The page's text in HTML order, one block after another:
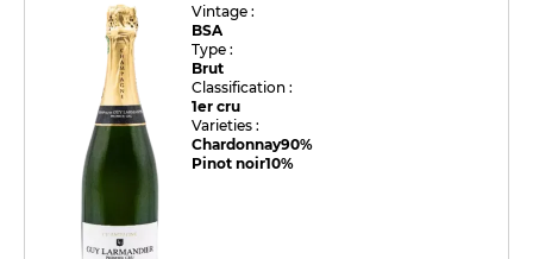
Vintage :
BSA
Type :
Brut
Classification :
1er cru
Varieties :
Chardonnay90%
Pinot noir10%